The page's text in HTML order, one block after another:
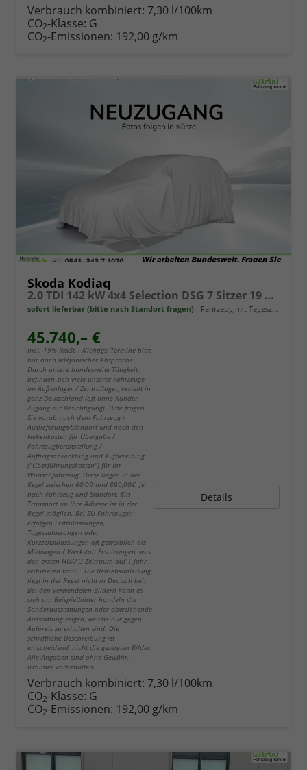
Verbrauch kombiniert: 7,30 l/100km
CO2-Klasse: G
CO2-Emissionen: 192,00 g/km
Skoda Kodiaq
2.0 TDI 142 kW 4x4 Selection DSG 7 Sitzer 19 Zoll AHK el. HK
sofort lieferbar (bitte nach Standort fragen) Fahrzeug mit Tageszulassung
45.740,– €
incl. 19% MwSt.. Wichtig!: Termine bitte
nur nach telefonischer Absprache.
Durch unsere bundesweite Tätigkeit,
befinden sich viele unserer Fahrzeuge
im Außenlager / Zentrallager, verteilt in
ganz Deutschland (oft ohne Kunden-
Zugang zur Besichtigung). Bitte fragen
Sie vorab nach dem Fahrzeug /
Auslieferungs-Standort und nach den
Nebenkosten für Übergabe /
Fahrzeugbereitstellung /
Auftragsabwicklung und Aufbereitung
("Überführungskosten") für Ihr
Wunschfahrzeug. Diese liegen in der
Regel zwischen 60,00 und 890,00€, je
nach Fahrzeug und Standort. Ein
Transport an Ihre Adresse ist in der
Regel möglich. Bei EU-Fahrzeugen
erfolgen Erstzulassungen,
Tageszulassungen oder
Kurzzeitzulassungen oft gewerblich als
Mietwagen / Werkstatt Ersatzwagen, was
den ersten HU/AU Zeitraum auf 1 Jahr
reduzieren kann. Die Betriebsanleitung
liegt in der Regel nicht in Deutsch bei.
Bei den verwendeten Bildern kann es
sich um Beispielbilder handeln die
Sonderausstattungen oder abweichende
Ausstattung zeigen, welche nur gegen
Aufpreis zu erhalten sind. Die
schriftliche Beschreibung ist
entscheidend, nicht die gezeigten Bilder.
Alle Angaben sind ohne Gewähr.
Irrtümer vorbehalten.
Details
Verbrauch kombiniert: 7,30 l/100km
CO2-Klasse: G
CO2-Emissionen: 192,00 g/km